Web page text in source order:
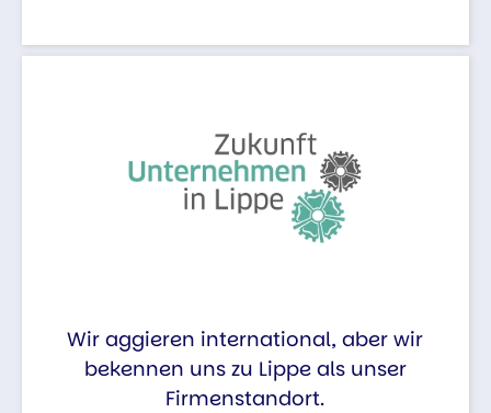
Wir aggieren international, aber wir
bekennen uns zu Lippe als unser
Firmenstandort.